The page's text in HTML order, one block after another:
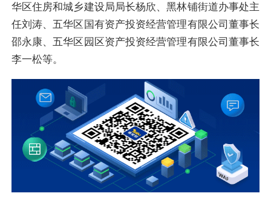
华区住房和城乡建设局局长杨欣、黑林铺街道办事处主
任刘涛、五华区国有资产投资经营管理有限公司董事长
邵永康、五华区园区资产投资经营管理有限公司董事长
李一松等。